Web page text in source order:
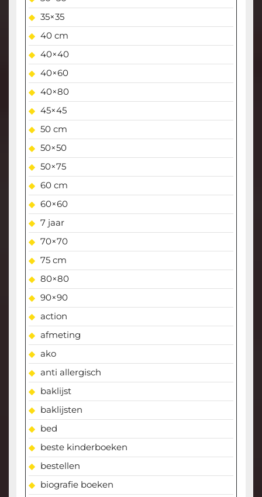
35×35
40 cm
40×40
40×60
40×80
45×45
50 cm
50×50
50×75
60 cm
60×60
7 jaar
70×70
75 cm
80×80
90×90
action
afmeting
ako
anti allergisch
baklijst
baklijsten
bed
beste kinderboeken
bestellen
biografie boeken